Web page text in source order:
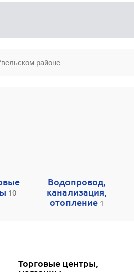
10
Водопровод,
канализация,
отопление 1
Торговые центры,